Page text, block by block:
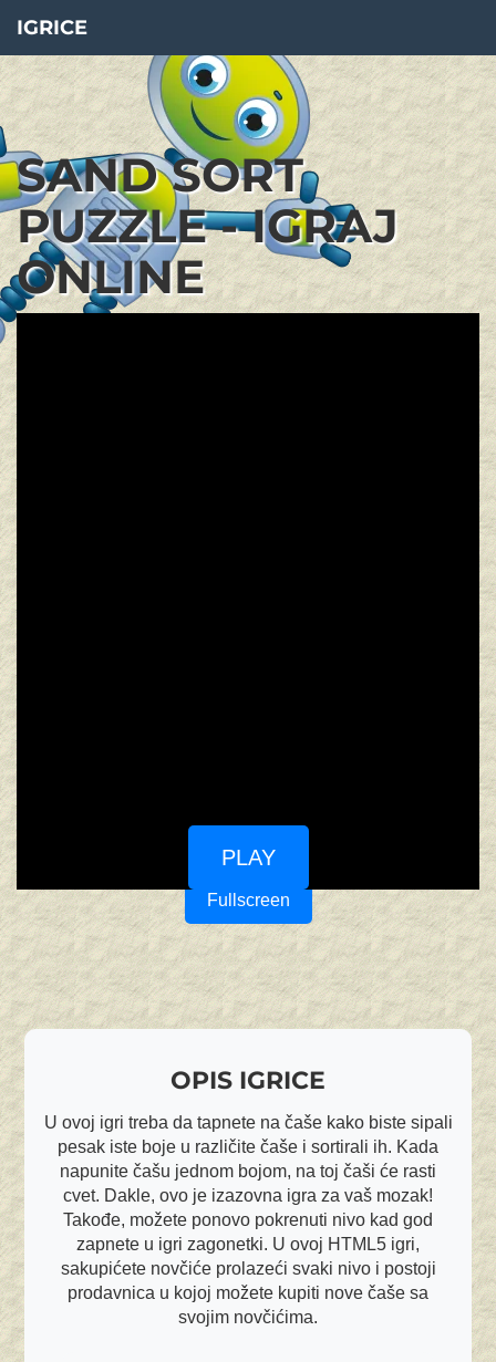
IGRICE
SAND SORT
PUZZLE - IGRAJ
ONLINE
PLAY
Fullscreen
OPIS IGRICE
U ovoj igri treba da tapnete na čaše kako biste sipali
pesak iste boje u različite čaše i sortirali ih. Kada
napunite čašu jednom bojom, na toj čaši će rasti
cvet. Dakle, ovo je izazovna igra za vaš mozak!
Takođe, možete ponovo pokrenuti nivo kad god
zapnete u igri zagonetki. U ovoj HTML5 igri,
sakupićete novčiće prolazeći svaki nivo i postoji
prodavnica u kojoj možete kupiti nove čaše sa
svojim novčićima.